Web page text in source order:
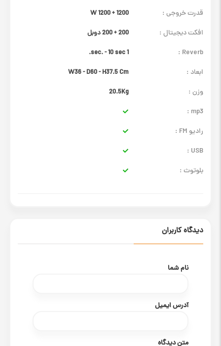
قدرت خروجی : 1200 + 1200 W
افکت دیجیتال : 200 + 200 دوبل
Reverb :
1 sec. - 10 sec.
ابعاد : W36 - D60 - H37.5 Cm
وزن : 20.5Kg
mp3 :
رادیو FM :
USB :
بلوتوث :
دیدگاه کاربران
نام شما
آدرس ایمیل
متن دیدگاه